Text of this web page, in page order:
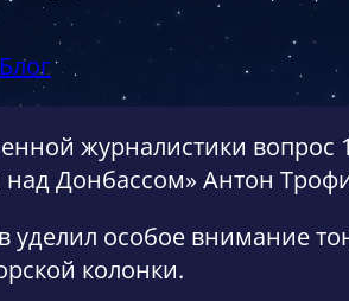
журналистики
Донбассом» Антон
особое внимание
колонки.